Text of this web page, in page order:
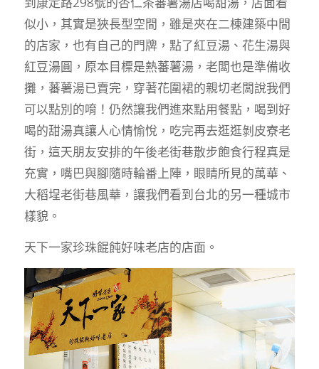
似小，其實是狹長型空間，雖是夾在二棟建築中間
的店家，也有自己的門牌，點了紅豆湯、花生湯與
紅豆湯圓，原本目標是熱蕃薯湯，老闆也是準備收
攤，蕃薯湯已賣完，穿著花圍裙的親切老闆說我們
可以點別的唷！仍然讓我們進來點用餐點，喝到好
喝的甜湯真讓人心情愉悅，吃完再去逛逛剝皮寮老
街，這天朋友安排的午後老街巷散步飽食行程真是
充實，嘴巴與腳隨時輪番上陣，眼睛所見的萬華、
大稻埕老街巷風華，讓我們看到台北的另一種城市
樣貌。
天下一家珍珠餛飩好味老店的店面。